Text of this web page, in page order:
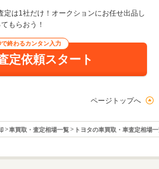
定は1社だけ！オークションにお任せ出品し
もらおう！
終わるカンタン入力
定依頼スタート
ページトップへ
車買取・査定相場一覧 トヨタの車買取・車査定相場